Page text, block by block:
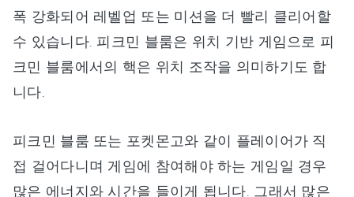
폭 강화되어 레벨업 또는 미션을 더 빨리 클리어할
수 있습니다. 피크민 블룸은 위치 기반 게임으로 피
크민 블룸에서의 핵은 위치 조작을 의미하기도 합
니다.
피크민 블룸 또는 포켓몬고와 같이 플레이어가 직
접 걸어다니며 게임에 참여해야 하는 게임일 경우
많은 에너지와 시간을 들이게 됩니다. 그래서 많은